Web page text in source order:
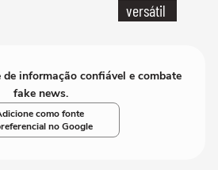
versátil
de informação confiável e combate
fake news.
como fonte
no Google